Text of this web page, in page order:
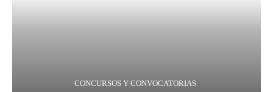
CONCURSOS Y CONVOCATORIAS